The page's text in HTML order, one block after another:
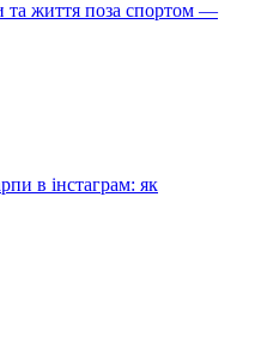
та життя поза спортом —
в інстаграм: як